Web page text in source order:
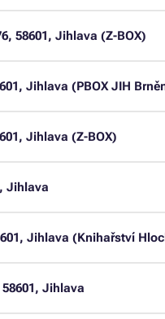
58601, Jihlava (Z-BOX)
Jihlava (PBOX JIH
Jihlava (Z-BOX)
Jihlava
Jihlava (Knihařství
Jihlava